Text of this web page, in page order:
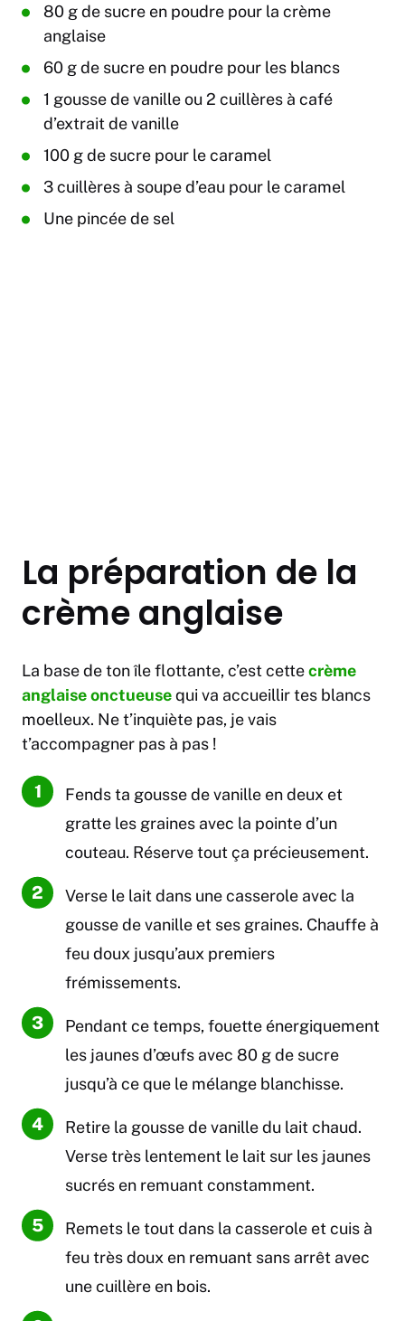
80 g de sucre en poudre pour la crème
anglaise
60 g de sucre en poudre pour les blancs
1 gousse de vanille ou 2 cuillères à café
d’extrait de vanille
100 g de sucre pour le caramel
3 cuillères à soupe d’eau pour le caramel
Une pincée de sel
La préparation de la
crème anglaise
La base de ton île flottante, c’est cettecrème
anglaise onctueusequi va accueillir tes blancs
moelleux. Ne t’inquiète pas, je vais
t’accompagner pas à pas !
Fends ta gousse de vanille en deux et
gratte les graines avec la pointe d’un
couteau. Réserve tout ça précieusement.
Verse le lait dans une casserole avec la
gousse de vanille et ses graines. Chauffe à
feu doux jusqu’aux premiers
frémissements.
Pendant ce temps, fouette énergiquement
les jaunes d’œufs avec 80 g de sucre
jusqu’à ce que le mélange blanchisse.
Retire la gousse de vanille du lait chaud.
Verse très lentement le lait sur les jaunes
sucrés en remuant constamment.
Remets le tout dans la casserole et cuis à
feu très doux en remuant sans arrêt avec
une cuillère en bois.